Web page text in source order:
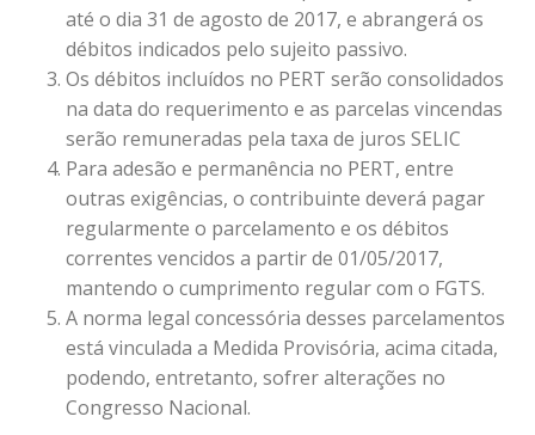
até o dia 31 de agosto de 2017, e abrangerá os
débitos indicados pelo sujeito passivo.
Os débitos incluídos no PERT serão consolidados
na data do requerimento e as parcelas vincendas
serão remuneradas pela taxa de juros SELIC
Para adesão e permanência no PERT, entre
outras exigências, o contribuinte deverá pagar
regularmente o parcelamento e os débitos
correntes vencidos a partir de 01/05/2017,
mantendo o cumprimento regular com o FGTS.
A norma legal concessória desses parcelamentos
está vinculada a Medida Provisória, acima citada,
podendo, entretanto, sofrer alterações no
Congresso Nacional.